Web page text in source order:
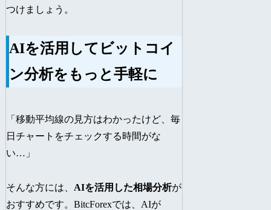
つけましょう。
AIを活用してビットコイ
ン分析をもっと手軽に
「移動平均線の見方はわかったけど、毎
日チャートをチェックする時間がな
い…」
そんな方には、 AIを活用した相場分析が
おすすめです。BitcForexでは、AIが